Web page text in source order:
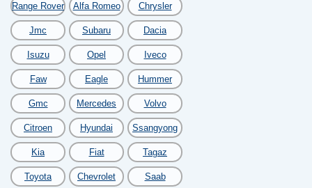
Range Rover Alfa Romeo Chrysler
Jmc Subaru Dacia
Isuzu Opel Iveco
Faw Eagle Hummer
Gmc Mercedes Volvo
Citroen Hyundai Ssangyong
Kia Fiat Tagaz
Toyota Chevrolet Saab